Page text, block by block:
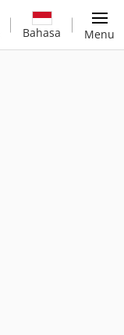
Bahasa Menu